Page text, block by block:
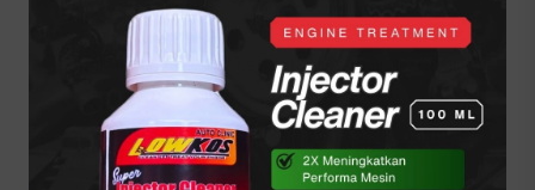
SAMSAT:
Lakukan Cek Fisik kendaraan dan ambil hasil
geseknya.
Ambil Arsip kendaraan di bagian arsip Samsat.
Isi formulir pendaftaran balik nama secara